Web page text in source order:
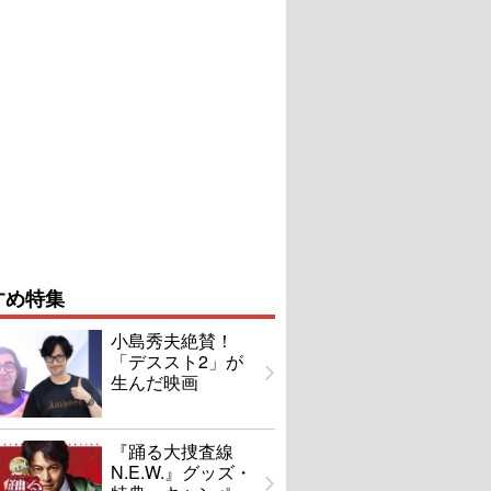
特集
小島秀夫絶賛！
「デススト2」が
生んだ映画
『踊る大捜査線
N.E.W.』グッズ・